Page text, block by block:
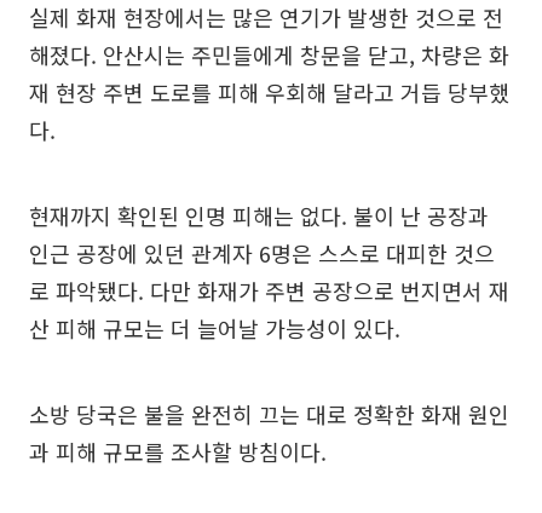
실제 화재 현장에서는 많은 연기가 발생한 것으로 전
해졌다. 안산시는 주민들에게 창문을 닫고, 차량은 화
재 현장 주변 도로를 피해 우회해 달라고 거듭 당부했
다.
현재까지 확인된 인명 피해는 없다. 불이 난 공장과
인근 공장에 있던 관계자 6명은 스스로 대피한 것으
로 파악됐다. 다만 화재가 주변 공장으로 번지면서 재
산 피해 규모는 더 늘어날 가능성이 있다.
소방 당국은 불을 완전히 끄는 대로 정확한 화재 원인
과 피해 규모를 조사할 방침이다.